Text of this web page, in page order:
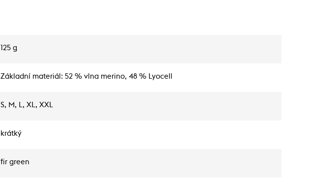
125 g
Základní materiál: 52 % vlna merino, 48 % Lyocell
S, M, L, XL, XXL
krátký
fir green